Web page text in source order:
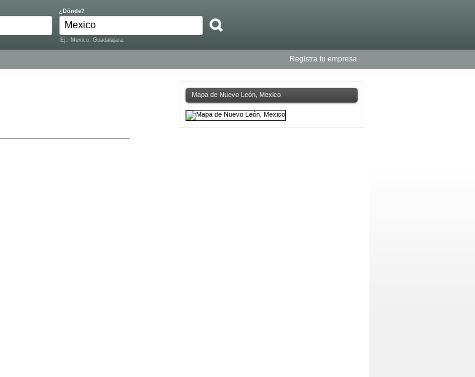
¿Dónde?
Ej.: Mexico, Guadalajara.
Registra tu empresa
Mapa de Nuevo León, Mexico